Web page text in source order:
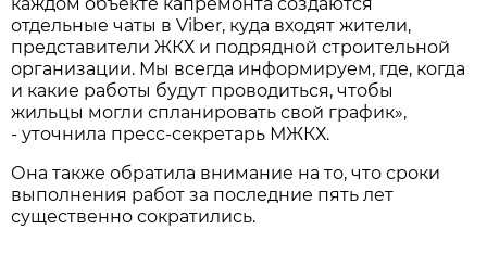
отдельные чаты в Viber, куда входят жители,
представители ЖКХ и подрядной строительной
организации. Мы всегда информируем, где, когда
и какие работы будут проводиться, чтобы
жильцы могли спланировать свой график»,
- уточнила пресс-секретарь МЖКХ.
Она также обратила внимание на то, что сроки
выполнения работ за последние пять лет
существенно сократились.